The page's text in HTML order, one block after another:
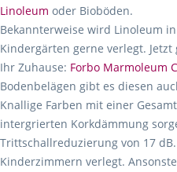
Linoleum oder Bioböden.
Bekannterweise wird Linoleum
Kindergärten gerne verlegt.
Ihr Zuhause: Forbo Marmoleum
Bodenbelägen gibt es diesen
Knallige Farben mit einer
intergrierten Korkdämmung
Trittschallreduzierung von 17
Kinderzimmern verlegt.